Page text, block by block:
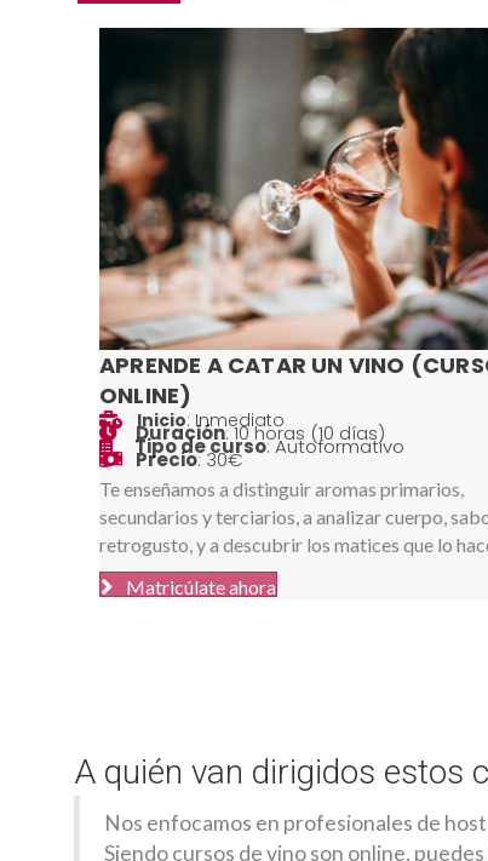
APRENDE A CATAR UN VINO
ONLINE)
InicioInicio: Inmediato
InicioDuración: 10 horas (10 días)
InicioTipo de curso: Autoformativo
InicioPrecio: 30€
Te enseñamos a distinguir aromas primarios,
secundarios y terciarios, a analizar cuerpo,
retrogusto, y a descubrir los matices que lo
Matricúlate ahora
A quién van dirigidos estos
Nos enfocamos en profesionales de
Siendo cursos de vino son online,